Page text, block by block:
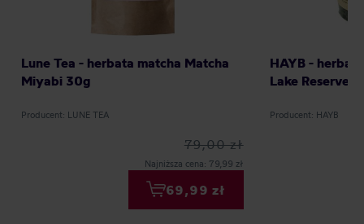
Lune Tea - herbata matcha Matcha
Miyabi 30g
Producent: LUNE TEA
79,00 zł
Najniższa cena: 79,99 zł
69,99 zł
HAYB -
Lake Reserve
Producent: HAYB